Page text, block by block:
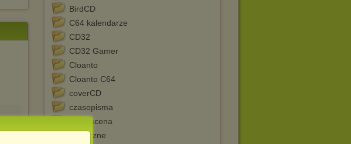
BirdCD
C64 kalendarze
CD32
CD32 Gamer
Cloanto
Cloanto C64
coverCD
czasopisma
demoscena
Erotyczne